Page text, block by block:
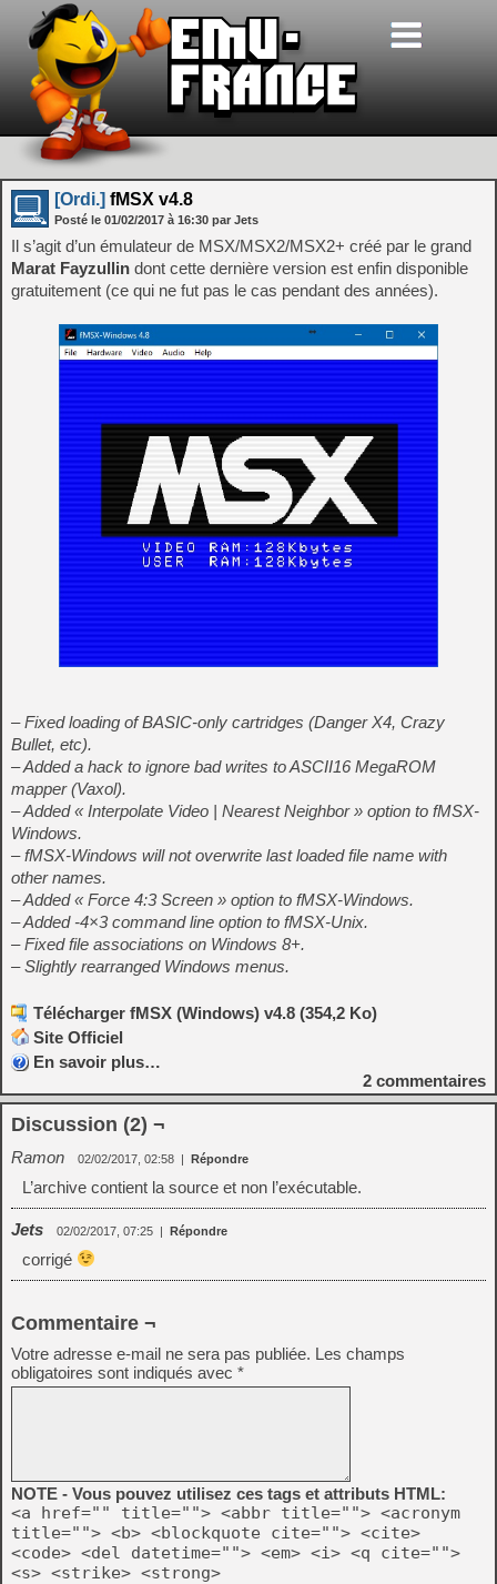
[Ordi.] fMSX v4.8
Posté le 01/02/2017 à 16:30 par Jets
Il s’agit d’un émulateur de MSX/MSX2/MSX2+ créé par le grand
Marat Fayzullin dont cette dernière version est enfin disponible
gratuitement (ce qui ne fut pas le cas pendant des années).
– Fixed loading of BASIC-only cartridges (Danger X4, Crazy
Bullet, etc).
– Added a hack to ignore bad writes to ASCII16 MegaROM
mapper (Vaxol).
– Added « Interpolate Video | Nearest Neighbor » option to fMSX-
Windows.
– fMSX-Windows will not overwrite last loaded file name with
other names.
– Added « Force 4:3 Screen » option to fMSX-Windows.
– Added -4×3 command line option to fMSX-Unix.
– Fixed file associations on Windows 8+.
– Slightly rearranged Windows menus.
Télécharger fMSX (Windows) v4.8 (354,2 Ko)
Site Officiel
En savoir plus…
2 commentaires
Discussion (2) ¬
Ramon 02/02/2017, 02:58 | Répondre
L’archive contient la source et non l’exécutable.
Jets 02/02/2017, 07:25 | Répondre
corrigé
Commentaire ¬
Votre adresse e-mail ne sera pas publiée. Les champs
obligatoires sont indiqués avec *
NOTE - Vous pouvez utilisez ces tags et attributs HTML:
<a href="" title=""> <abbr title=""> <acronym
title=""> <b> <blockquote cite=""> <cite>
<code> <del datetime=""> <em> <i> <q cite="">
<s> <strike> <strong>